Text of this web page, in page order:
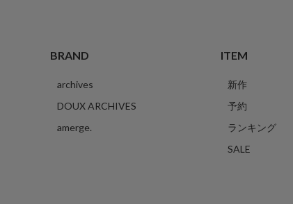
BRAND
archives
DOUX ARCHIVES
amerge.
ITEM
新作
予約
ランキング
SALE